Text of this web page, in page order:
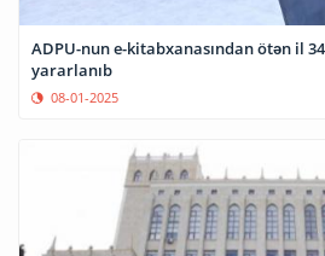
ADPU-nun e-kitabxanasından ötən il
yararlanıb
08-01-2025